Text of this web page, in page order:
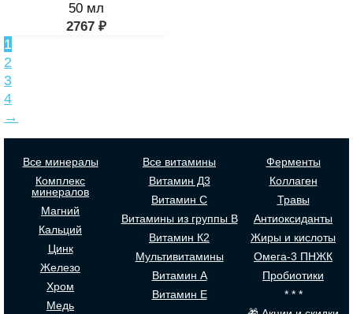
50 мл
2767 ₽
1
2
3
4
→
Все минералы
Комплекс
минералов
Магний
Кальций
Цинк
Железо
Хром
Медь
Все витамины
Витамин Д3
Витамин С
Витамины из группы В
Витамин К2
Мультивитамины
Витамин А
Витамин Е
Ферменты
Коллаген
Травы
Антиоксиданты
Жиры и кислоты
Омега-3 ПНЖК
Пробиотики
* * *